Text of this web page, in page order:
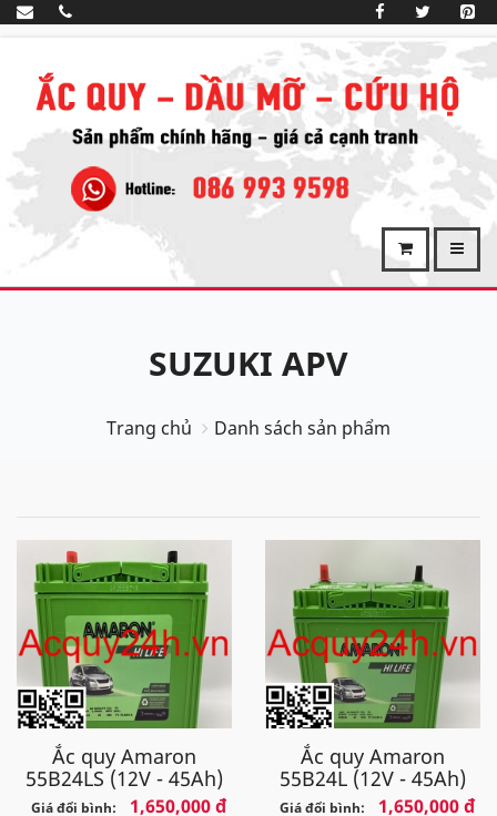
SUZUKI APV
Trang chủ Danh sách sản phẩm
Ắc quy Amaron
55B24LS (12V - 45Ah)
Giá đổi bình: 1,650,000 đ
Ắc quy Amaron
55B24L (12V - 45Ah)
Giá đổi bình: 1,650,000 đ